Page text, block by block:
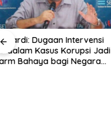
Dugaan Intervensi
dalam Kasus Korupsi Jadi
Bahaya bagi Negara